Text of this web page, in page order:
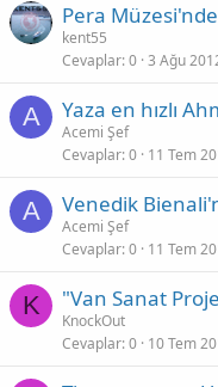
Pera
kent55
Cevaplar 0 3 Ağu
A Yaza en hızlı
Acemi Şef
Cevaplar 0 11 Tem
A Venedik
Acemi Şef
Cevaplar 0 11 Tem
K "Van Sanat
KnockOut
Cevaplar 0 10 Tem